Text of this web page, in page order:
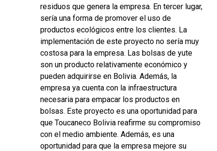
residuos que genera la empresa. En tercer lugar,
sería una forma de promover el uso de
productos ecológicos entre los clientes. La
implementación de este proyecto no sería muy
costosa para la empresa. Las bolsas de yute
son un producto relativamente económico y
pueden adquirirse en Bolivia. Además, la
empresa ya cuenta con la infraestructura
necesaria para empacar los productos en
bolsas. Este proyecto es una oportunidad para
que Toucaneco Bolivia reafirme su compromiso
con el medio ambiente. Además, es una
oportunidad para que la empresa mejore su